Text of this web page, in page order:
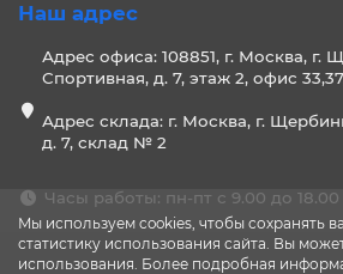
Мы используем cookies, чтобы сохранять
статистику использования сайта. Вы
использования. Более подробная
Наш адрес
Адрес офиса: 108851, г. Москва, г.
Спортивная, д. 7, этаж 2, офис
Адрес склада: г. Москва, г.
д. 7, склад № 2
Часы работы: пн-пт с 9.00 до